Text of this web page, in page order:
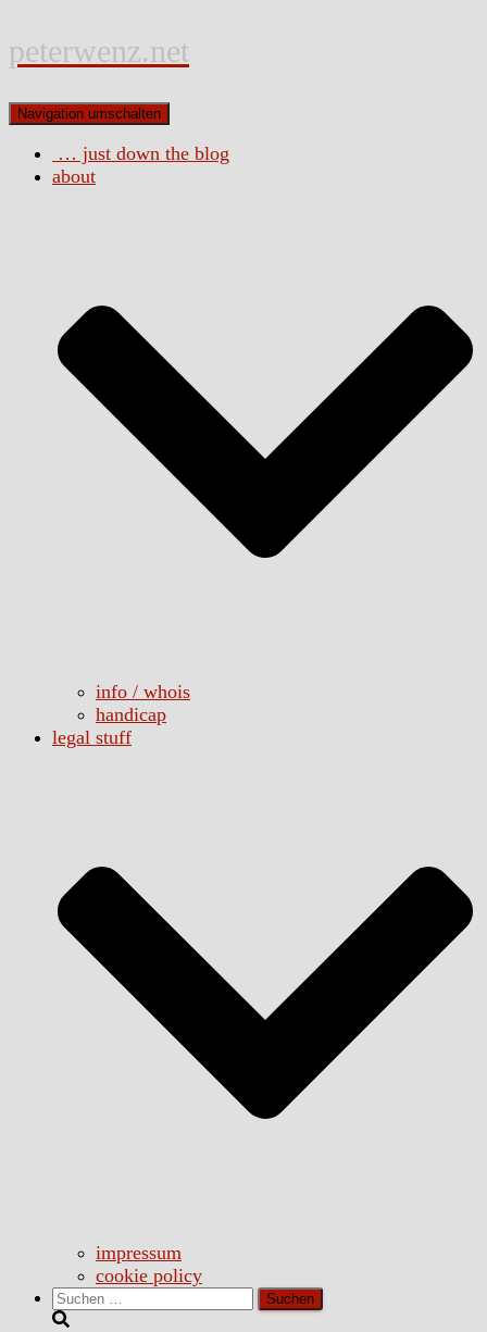
peterwenz.net
Navigation umschalten
… just down the blog
about
info / whois
handicap
legal stuff
impressum
cookie policy
Suchen
nach: